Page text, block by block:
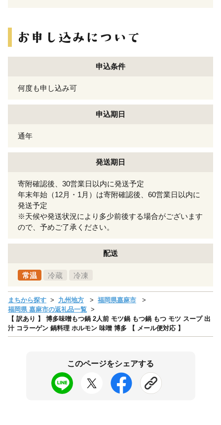
申込条件
何度も申し込み可
申込期日
通年
発送期日
寄附確認後、30営業日以内に発送予定
年末年始（12月・1月）は寄附確認後、60営業日以内に
発送予定
※天候や発送状況により多少前後する場合がございます
ので、予めご了承ください。
配送
常温 冷蔵 冷凍
まちから探す 九州地方
福岡県嘉麻市
福岡県 嘉麻市の返礼品一覧
【 訳あり 】 博多味噌もつ鍋 2人前 モツ鍋 もつ鍋 もつ モツ スープ 出
汁 コラーゲン 鍋料理 ホルモン 味噌 博多 【 メール便対応 】
このページをシェアする